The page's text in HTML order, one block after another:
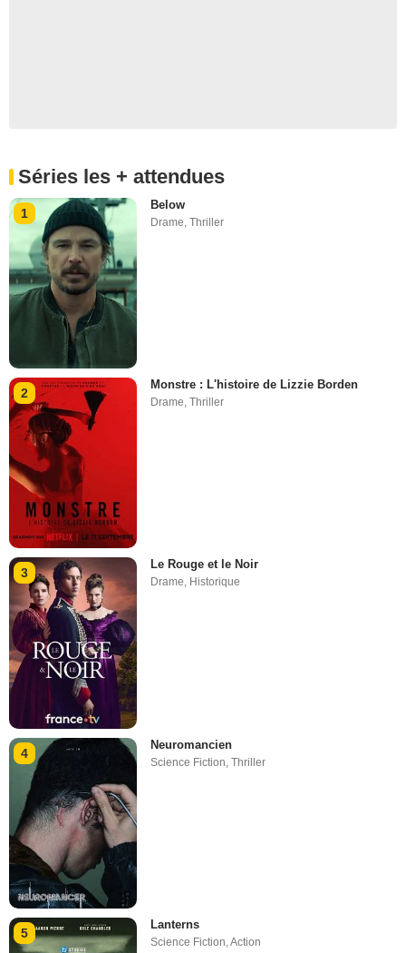
Séries les + attendues
1
Below
Drame ,Thriller
2
Monstre : L'histoire de Lizzie Borden
Drame,Thriller
3
Le Rouge et le Noir
Drame, Historique
4
Neuromancien
Science Fiction ,Thriller
5
Lanterns
Science Fiction,Action